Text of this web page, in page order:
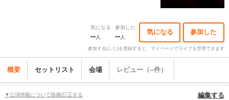
気になる
--人
参加した
--人
気になる 参加した
参加する(した)を登録すると、マイページでライブを管理できます
概要 セットリスト 会場 レビュー（--件）
▼公演情報について指摘/訂正する 編集する